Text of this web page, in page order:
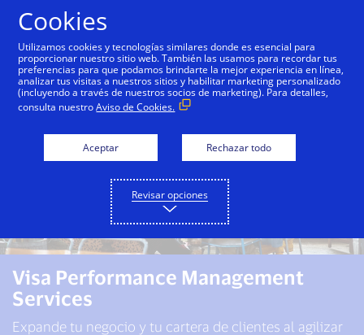
Visa Performance Management
Services
Expande tu negocio y tu cartera de clientes al agilizar
Cookies
Utilizamos cookies y tecnologías similares donde es esencial para
proporcionar nuestro sitio web. También las usamos para recordar tus
preferencias para que podamos brindarte la mejor experiencia en línea,
analizar tus visitas a nuestros sitios y habilitar marketing personalizado
(incluyendo a través de nuestros socios de marketing). Para detalles,
consulta nuestroAviso de Cookies.
Aceptar Rechazar todo
Revisar opciones